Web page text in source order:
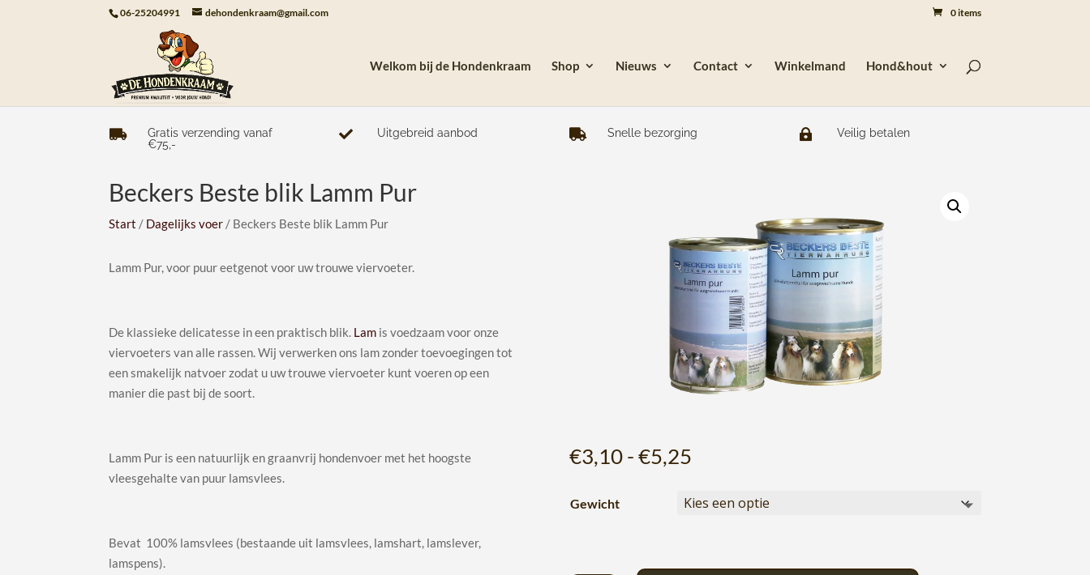
06-25204991 dehondenkraam@gmail.com 0 items
Welkom bij de Hondenkraam Shop Nieuws Contact Winkelmand Hond&hout

Gratis verzending vanaf
€75,-
 Uitgebreid aanbod  Snelle bezorging  Veilig betalen
Beckers Beste blik Lamm Pur
Start / Dagelijks voer / Beckers Beste blik Lamm Pur
Lamm Pur, voor puur eetgenot voor uw trouwe viervoeter.
De klassieke delicatesse in een praktisch blik. Lam is voedzaam voor onze
viervoeters van alle rassen. Wij verwerken ons lam zonder toevoegingen tot
een smakelijk natvoer zodat u uw trouwe viervoeter kunt voeren op een
manier die past bij de soort.
Lamm Pur is een natuurlijk en graanvrij hondenvoer met het hoogste
vleesgehalte van puur lamsvlees.
Bevat 100% lamsvlees (bestaande uit lamsvlees, lamshart, lamslever,
lamspens).
€3,10 -€5,25Prijsklasse:
tot
€5,25
Gewicht